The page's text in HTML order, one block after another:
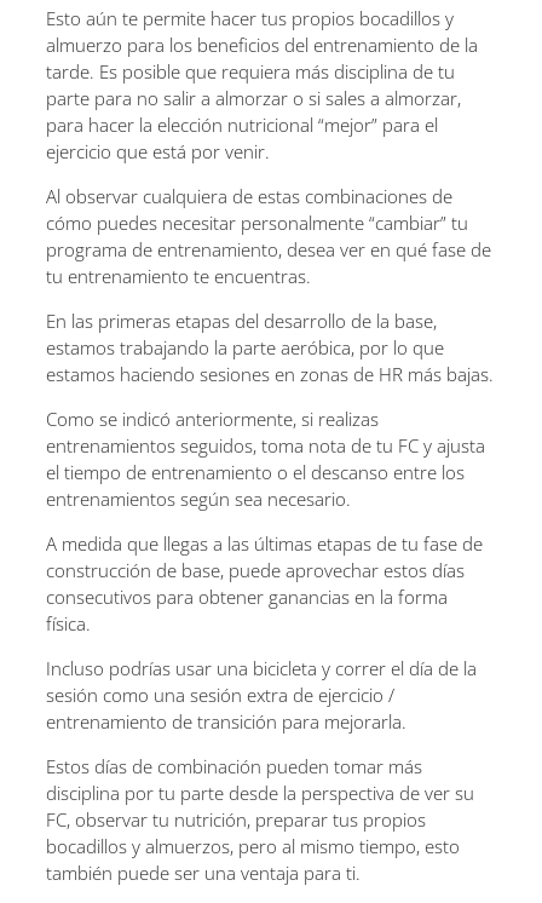
Esto aún te permite hacer tus propios bocadillos y
almuerzo para los beneficios del entrenamiento de la
tarde. Es posible que requiera más disciplina de tu
parte para no salir a almorzar o si sales a almorzar,
para hacer la elección nutricional “mejor” para el
ejercicio que está por venir.
Al observar cualquiera de estas combinaciones de
cómo puedes necesitar personalmente “cambiar” tu
programa de entrenamiento, desea ver en qué fase de
tu entrenamiento te encuentras.
En las primeras etapas del desarrollo de la base,
estamos trabajando la parte aeróbica, por lo que
estamos haciendo sesiones en zonas de HR más bajas.
Como se indicó anteriormente, si realizas
entrenamientos seguidos, toma nota de tu FC y ajusta
el tiempo de entrenamiento o el descanso entre los
entrenamientos según sea necesario.
A medida que llegas a las últimas etapas de tu fase de
construcción de base, puede aprovechar estos días
consecutivos para obtener ganancias en la forma
física.
Incluso podrías usar una bicicleta y correr el día de la
sesión como una sesión extra de ejercicio /
entrenamiento de transición para mejorarla.
Estos días de combinación pueden tomar más
disciplina por tu parte desde la perspectiva de ver su
FC, observar tu nutrición, preparar tus propios
bocadillos y almuerzos, pero al mismo tiempo, esto
también puede ser una ventaja para ti.